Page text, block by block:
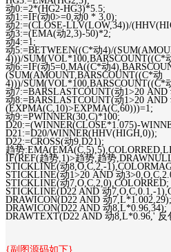
动0:=2*(HG2-HG3)*5.5;
动1:=IF(动0>=0,动0 * 3,0);
动2:=(CLOSE-LLV(LOW,34))/
动3:=(EMA(动2,3)-50)*2;
动4:=1;
动5:=BETWEEN((C*动4)/
4)))/SUM(VOL*100,BARSCOUNT((C*
动6:=IF(动5=0,MA((C*动
(SUM(AMOUNT,BARSCOUNT((C*动
4)))/SUM(VOL*100,BARSCOUNT((C*
动7:=BARSLASTCOUNT(动1>20 AND
动8:=BARSLASTCOUNT(动1>20 AND
(EXPMA(C,10)>EXPMA(C,60)))=1;
动9:=PWINNER(30,C)*100;
D20:=(WINNER(CLOSE*1.075)-
D21:=D20/WINNER(HHV(HIGH,0));
D22:=CROSS(动9,D21);
趋势
IF(REF(趋势,1)>趋势,趋势
STICKLINE(动8,O,C,2,-
STICKLINE(动1>20 AND 动
STICKLINE(动7,O,C,2,0),COLORRED;
STICKLINE(D22 AND 动7,O,C,0.1,-
DRAWICON(D22 AND 动7,L*1.002,29);
DRAWICON(D22 AND 动8,L*0.96,34);
DRAWTEXT(D22 AND 动8,L*0.96,' 反
{副图源码如下}